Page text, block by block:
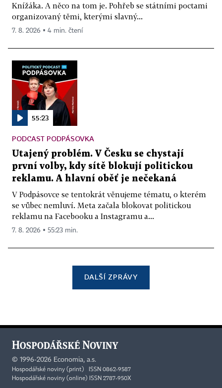
Knížáka. A něco na tom je. Pohřeb se státními poctami
organizovaný těmi, kterými slavný...
7. 8. 2026 ▪ 4 min. čtení
55:23
PODCAST PODPÁSOVKA
Utajený problém. V Česku se chystají
první volby, kdy sítě blokují politickou
reklamu. A hlavní oběť je nečekaná
V Podpásovce se tentokrát věnujeme tématu, o kterém
se vůbec nemluví. Meta začala blokovat politickou
reklamu na Facebooku a Instagramu a...
7. 8. 2026 ▪ 55:23 min.
DALŠÍ ZPRÁVY
© 1996-2026 Economia, a.s.
Hospodářské noviny (print) ISSN 0862-9587
Hospodářské noviny (online) ISSN 2787-950X